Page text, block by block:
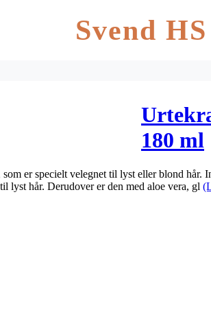
Svend HS
180 ml
er specielt velegnet til lyst eller blond
lyst hår. Derudover er den med aloe vera, gl